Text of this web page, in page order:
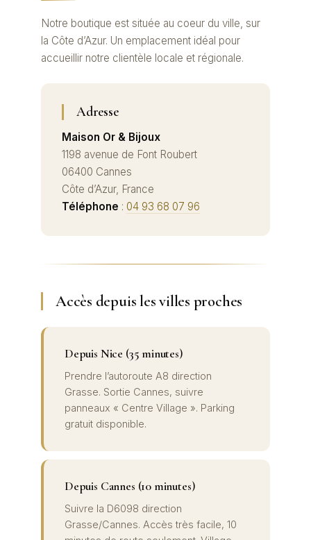
Notre boutique est située au coeur du ville, sur
la Côte d’Azur. Un emplacement idéal pour
accueillir notre clientèle locale et régionale.
Adresse
Maison Or & Bijoux
1198 avenue de Font Roubert
06400 Cannes
Côte d’Azur, France
Téléphone : 04 93 68 07 96
Accès depuis les villes proches
Depuis Nice (35 minutes)
Prendre l’autoroute A8 direction
Grasse. Sortie Cannes, suivre
panneaux « Centre Village ». Parking
gratuit disponible.
Depuis Cannes (10 minutes)
Suivre la D6098 direction
Grasse/Cannes. Accès très facile, 10